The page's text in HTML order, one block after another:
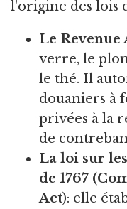
l'origine des lois
Le Revenue
verre, le
le thé. Il
douaniers à
privées à la
de
La loi sur
de 1767
Act): elle